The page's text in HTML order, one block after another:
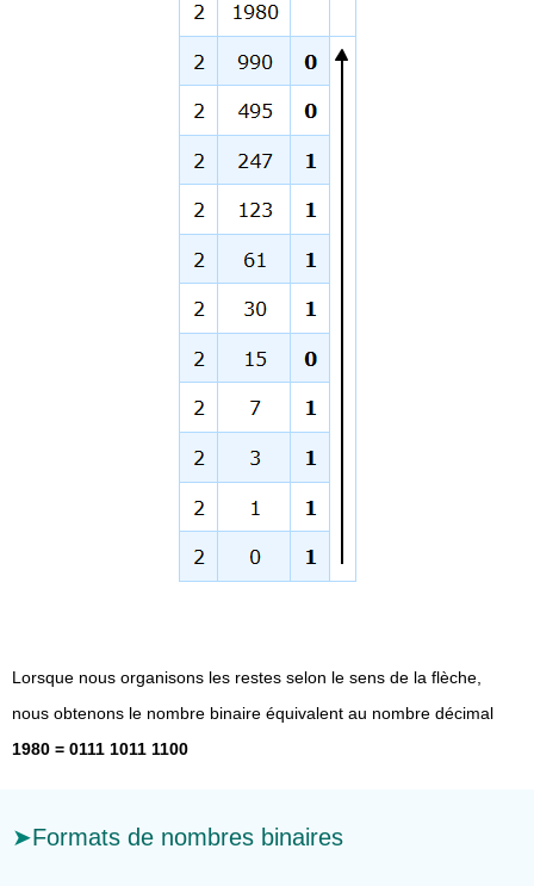
Lorsque nous organisons les restes selon le sens de la flèche,
nous obtenons le nombre binaire équivalent au nombre décimal
1980 = 0111 1011 1100
Formats de nombres binaires